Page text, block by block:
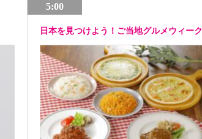
5:00
日本を見つけよう！ご当地グルメウィーク